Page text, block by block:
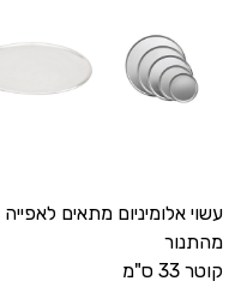
עשוי אלומיניום מתאים
מהתנור
קוטר 33 ס"מ